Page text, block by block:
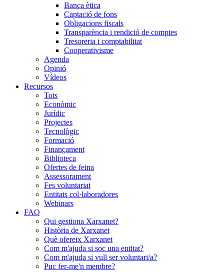
Banca ètica
Captació de fons
Obligacions fiscals
Transparència i rendició de comptes
Tresoreria i comptabilitat
Cooperativisme
Agenda
Opinió
Vídeos
Recursos
Tots
Econòmic
Jurídic
Projectes
Tecnològic
Formació
Finançament
Biblioteca
Ofertes de feina
Assessorament
Fes voluntariat
Entitats col·laboradores
Webinars
FAQ
Qui gestiona Xarxanet?
Història de Xarxanet
Què ofereix Xarxanet
Com m'ajuda si soc una entitat?
Com m'ajuda si vull ser voluntari/a?
Puc fer-me'n membre?